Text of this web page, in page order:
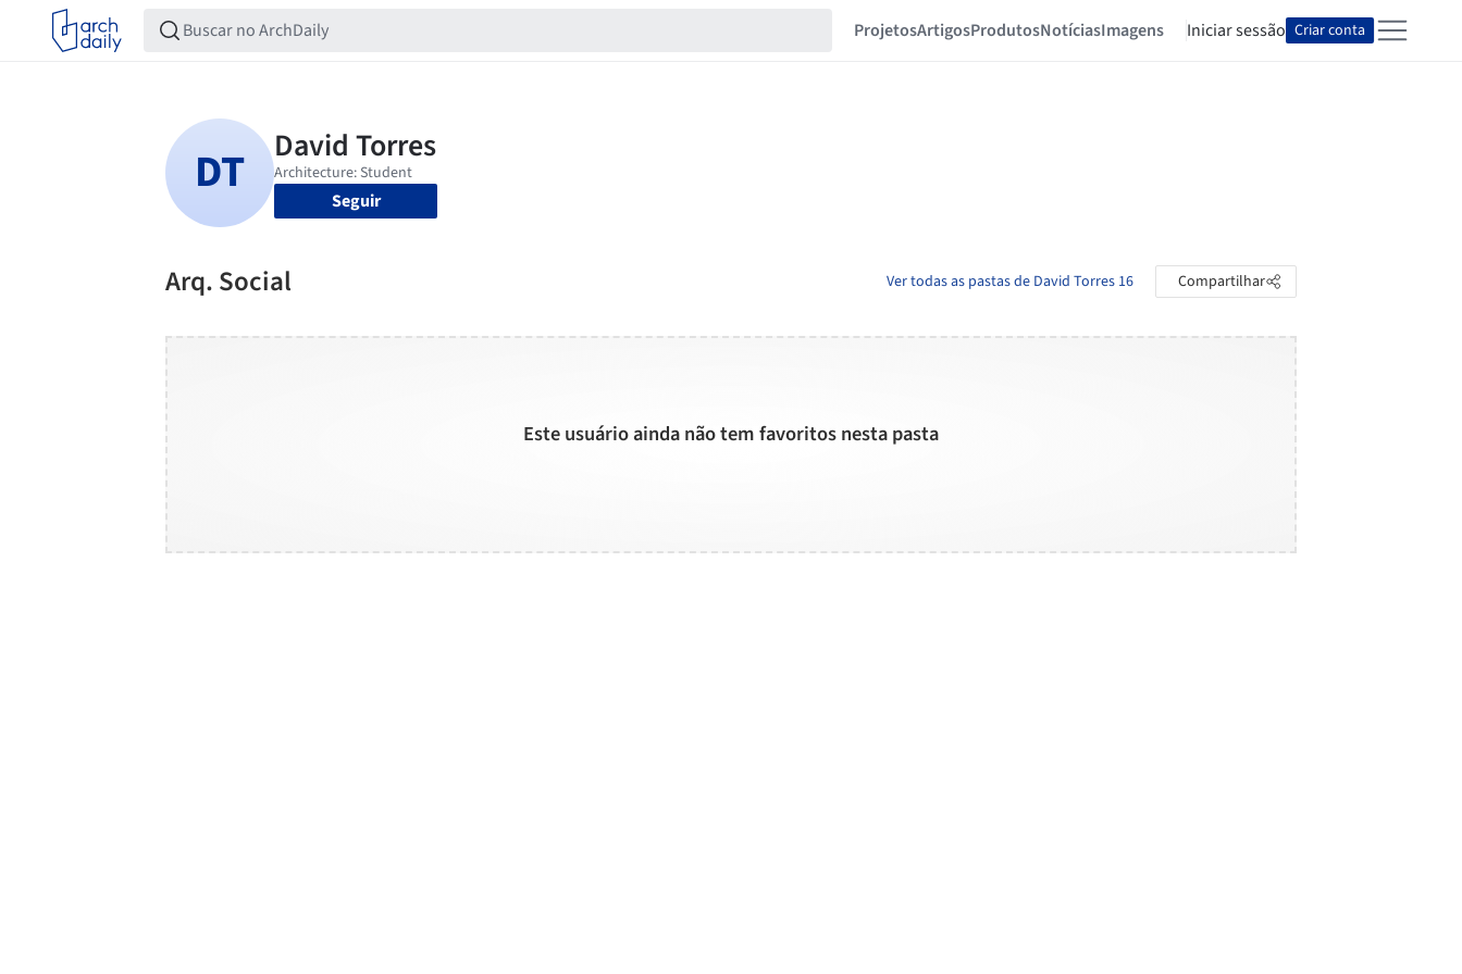
ProjetosArtigosProdutosNotíciasImagens Iniciar sessão Criar conta
Seguir
Arq. Social Ver todas as pastas de David Torres 16 Compartilhar
Este usuário ainda não tem favoritos nesta pasta